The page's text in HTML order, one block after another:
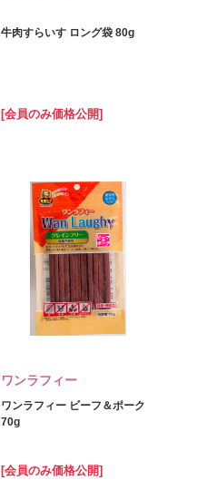
牛肉すらいす ロング袋 80g
[会員のみ価格公開]
ワンラフィー
ワンラフィー ビーフ＆ポーク
70g
[会員のみ価格公開]